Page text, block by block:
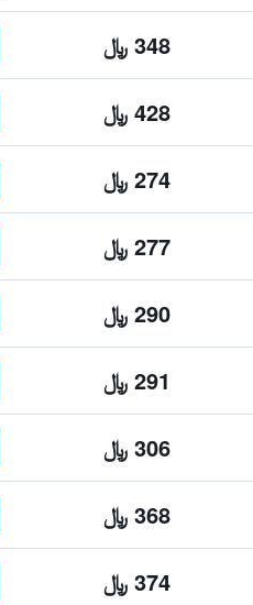
348 ﷼
428 ﷼
274 ﷼
277 ﷼
290 ﷼
291 ﷼
306 ﷼
368 ﷼
374 ﷼